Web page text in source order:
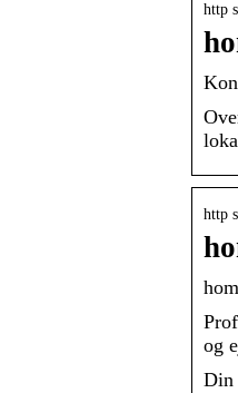
http
http
og
Din